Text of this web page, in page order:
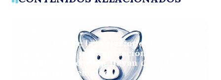
Solo el 14% de las relaciones laborales
termina con indemnización, y el 60%
de quienes acceden llevan dos años o
menos en el empleo